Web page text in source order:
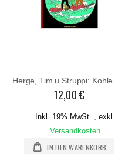
12,00 €
Inkl. 19% MwSt. , exkl.
Versandkosten
IN DEN WARENKORB